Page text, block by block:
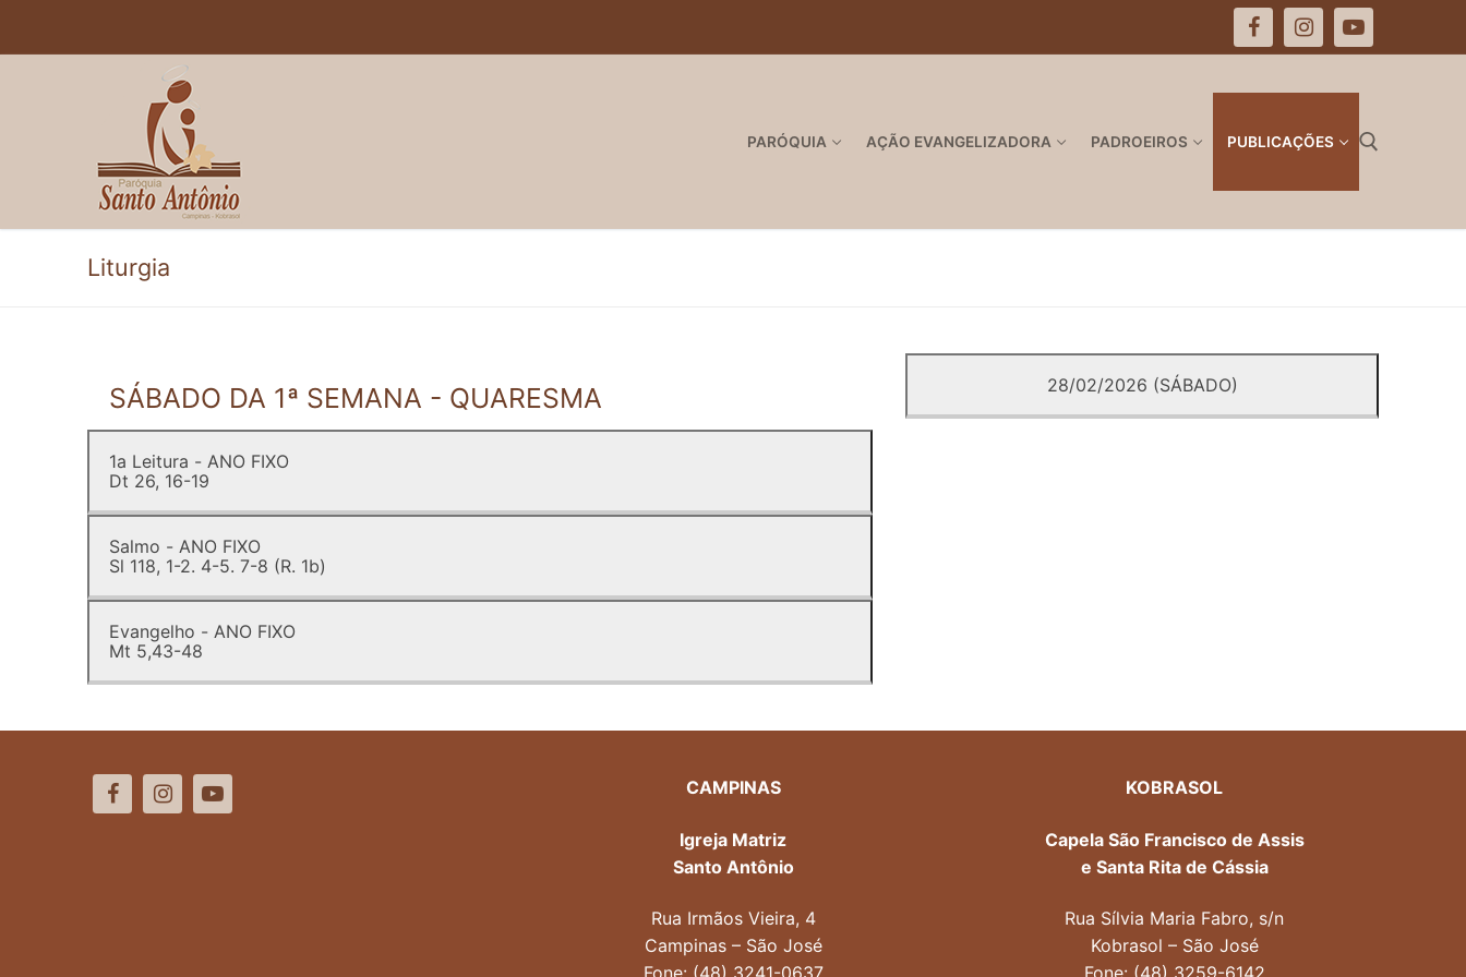
PARÓQUIA AÇÃO EVANGELIZADORA PADROEIROS PUBLICAÇÕES
Pesquisar por:
Liturgia
SÁBADO DA 1ª SEMANA - QUARESMA
1a Leitura - ANO FIXO
Dt 26, 16-19
Salmo - ANO FIXO
Sl 118, 1-2. 4-5. 7-8 (R. 1b)
Evangelho - ANO FIXO
Mt 5,43-48
28/02/2026 (SÁBADO)
CAMPINAS
Igreja Matriz
Santo Antônio
Rua Irmãos Vieira, 4
Campinas – São José
KOBRASOL
Capela São Francisco de Assis
e Santa Rita de Cássia
Rua Sílvia Maria Fabro, s/n
Kobrasol – São José